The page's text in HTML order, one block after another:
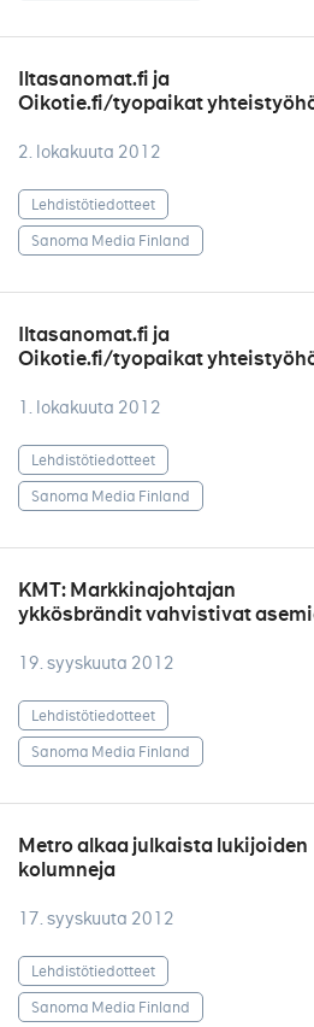
Iltasanomat.fi ja
Oikotie.fi/tyopaikat
2. lokakuuta 2012
Lehdistötiedotteet
Sanoma Media Finland
Iltasanomat.fi ja
Oikotie.fi/tyopaikat
1. lokakuuta 2012
Lehdistötiedotteet
Sanoma Media Finland
KMT: Markkinajohtajan
ykkösbrändit vahvistivat
19. syyskuuta 2012
Lehdistötiedotteet
Sanoma Media Finland
Metro alkaa julkaista lukijoiden
kolumneja
17. syyskuuta 2012
Lehdistötiedotteet
Sanoma Media Finland